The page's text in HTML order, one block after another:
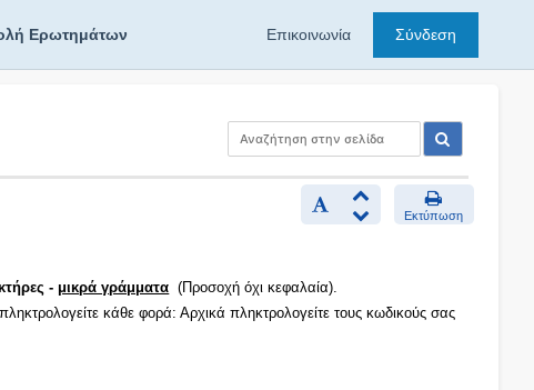
Ερωτημάτων Επικοινωνία Σύνδεση
Εκτύπωση
- μικρά γράμματα (Προσοχή όχι κεφαλαία).
κάθε φορά: Αρχικά πληκτρολογείτε τους κωδικούς σας